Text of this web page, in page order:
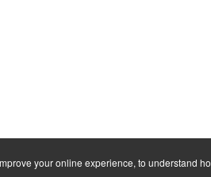
your online experience, to understand